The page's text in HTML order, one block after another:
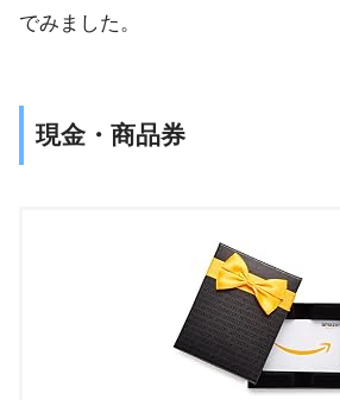
でみました。
現金・商品券